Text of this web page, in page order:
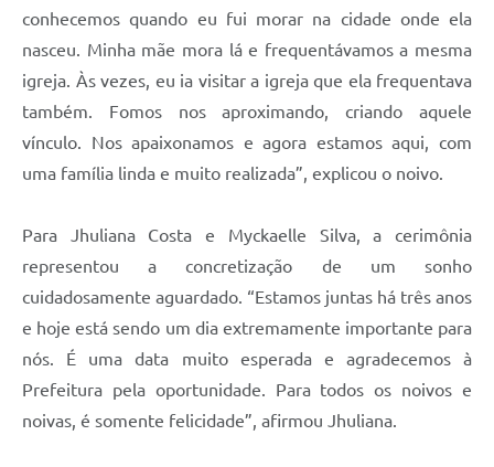
conhecemos quando eu fui morar na cidade onde ela
nasceu. Minha mãe mora lá e frequentávamos a mesma
igreja. Às vezes, eu ia visitar a igreja que ela frequentava
também. Fomos nos aproximando, criando aquele
vínculo. Nos apaixonamos e agora estamos aqui, com
uma família linda e muito realizada”, explicou o noivo.
Para Jhuliana Costa e Myckaelle Silva, a cerimônia
representou a concretização de um sonho
cuidadosamente aguardado. “Estamos juntas há três anos
e hoje está sendo um dia extremamente importante para
nós. É uma data muito esperada e agradecemos à
Prefeitura pela oportunidade. Para todos os noivos e
noivas, é somente felicidade”, afirmou Jhuliana.